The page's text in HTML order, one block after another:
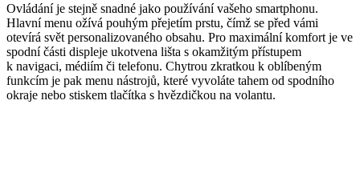
Ovládání je stejně snadné jako používání vašeho smartphonu.
Hlavní menu ožívá pouhým přejetím prstu, čímž se před vámi
otevírá svět personalizovaného obsahu. Pro maximální komfort je ve
spodní části displeje ukotvena lišta s okamžitým přístupem
k navigaci, médiím či telefonu. Chytrou zkratkou k oblíbeným
funkcím je pak menu nástrojů, které vyvoláte tahem od spodního
okraje nebo stiskem tlačítka s hvězdičkou na volantu.